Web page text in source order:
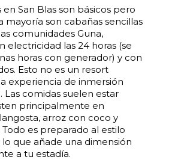
San Blas son básicos pero
mayoría son cabañas sencillas
comunidades Guna,
electricidad las 24 horas (se
horas con generador) y con
Esto no es un resort
experiencia de inmersión
Las comidas suelen estar
principalmente en
arroz con coco y
es preparado al estilo
lo que añade una dimensión
a tu estadía.